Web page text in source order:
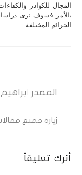
المجال للكوادر
بالأمر فسوف نرى
الجرائم المختلفة.
المصدر
زيارة جميع
أترك تعليقاً